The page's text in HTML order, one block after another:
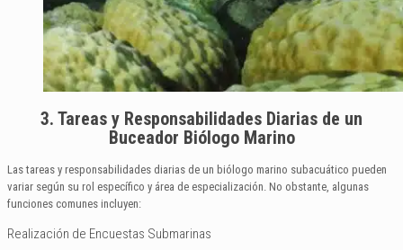
3. Tareas y Responsabilidades Diarias de un
Buceador Biólogo Marino
Las tareas y responsabilidades diarias de un biólogo marino subacuático pueden
variar según su rol específico y área de especialización. No obstante, algunas
funciones comunes incluyen:
Realización de Encuestas Submarinas